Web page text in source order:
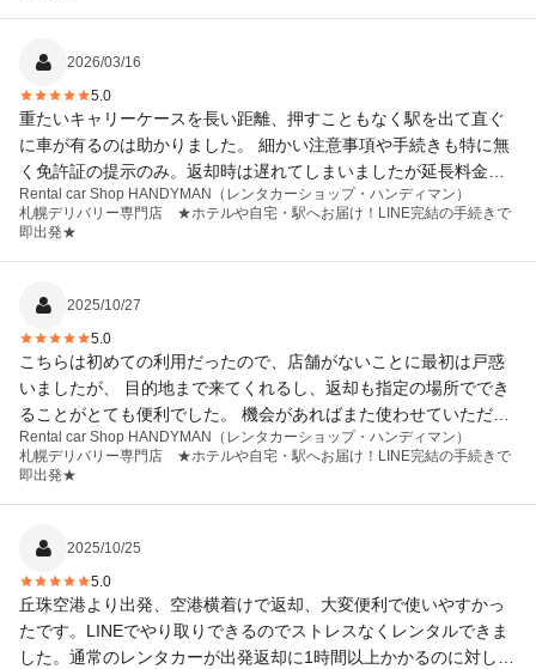
2026/03/16
5.0
重たいキャリーケースを長い距離、押すこともなく駅を出て直ぐ
に車が有るのは助かりました。 細かい注意事項や手続きも特に無
く免許証の提示のみ。返却時は遅れてしまいましたが延長料金も
無くチェックも少なく直ぐに駅に向かう事が出来ました。 非常に
満足出来た旅行になりました。 車も清潔、綺麗でした。 今回は札
す。
Rental car Shop HANDYMAN（レンタカーショップ・ハンディマン）
札幌デリバリー専門店 ★ホテルや自宅・駅へお届け！LINE完結の手続きで
即出発★
2025/10/27
5.0
こちらは初めての利用だったので、店舗がないことに最初は戸惑
いましたが、 目的地まで来てくれるし、返却も指定の場所ででき
ることがとても便利でした。 機会があればまた使わせていただき
たいです。
Rental car Shop HANDYMAN（レンタカーショップ・ハンディマン）
札幌デリバリー専門店 ★ホテルや自宅・駅へお届け！LINE完結の手続きで
即出発★
2025/10/25
5.0
丘珠空港より出発、空港横着けで返却、大変便利で使いやすかっ
たです。LINEでやり取りできるのでストレスなくレンタルできま
した。通常のレンタカーが出発返却に1時間以上かかるのに対し、